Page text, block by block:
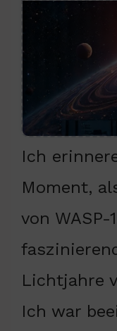
Ich
Moment,
von
Lichtjahre
Ich war